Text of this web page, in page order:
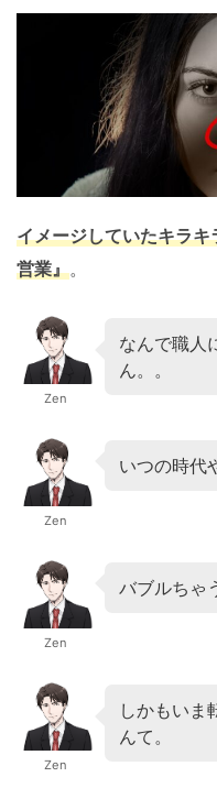
イメージしていたキラ
営業』。
Zen
なんで職人
ん。。
Zen
いつの時代
Zen
バブルちゃ
Zen
しかもいま
んて。